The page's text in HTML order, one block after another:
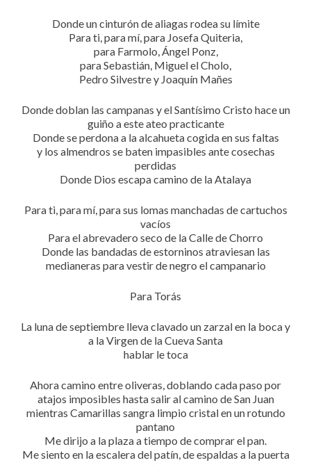
Donde un cinturón de aliagas rodea su límite
Para ti, para mí, para Josefa Quiteria,
para Farmolo, Ángel Ponz,
para Sebastián, Miguel el Cholo,
Pedro Silvestre y Joaquín Mañes
Donde doblan las campanas y el Santísimo Cristo hace un
guiño a este ateo practicante
Donde se perdona a la alcahueta cogida en sus faltas
y los almendros se baten impasibles ante cosechas
perdidas
Donde Dios escapa camino de la Atalaya
Para ti, para mí, para sus lomas manchadas de cartuchos
vacíos
Para el abrevadero seco de la Calle de Chorro
Donde las bandadas de estorninos atraviesan las
medianeras para vestir de negro el campanario
Para Torás
La luna de septiembre lleva clavado un zarzal en la boca y
a la Virgen de la Cueva Santa
hablar le toca
Ahora camino entre oliveras, doblando cada paso por
atajos imposibles hasta salir al camino de San Juan
mientras Camarillas sangra limpio cristal en un rotundo
pantano
Me dirijo a la plaza a tiempo de comprar el pan.
Me siento en la escalera del patín, de espaldas a la puerta